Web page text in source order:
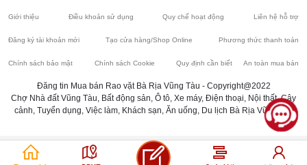
Giới thiệu Điều khoản sử dụng Quy chế hoạt động Liên hệ hỗ trợ
Đăng ký tài khoản mới Tạo cửa hàng/Shop Online Phương thức thanh toán
Chính sách bảo mật Chính sách Cookie Quy định cần biết An toàn mua bán
Đăng tin Mua bán Rao vặt Bà Rịa Vũng Tàu - Copyright@2022
Chợ Nhà đất Vũng Tàu, Bất động sản, Ô tô, Xe máy, Điện thoại, Nội thất, Cây
cảnh, Tuyển dụng, Việc làm, Khách sạn, Ăn uống, Du lịch Bà Rịa Vũng Tàu